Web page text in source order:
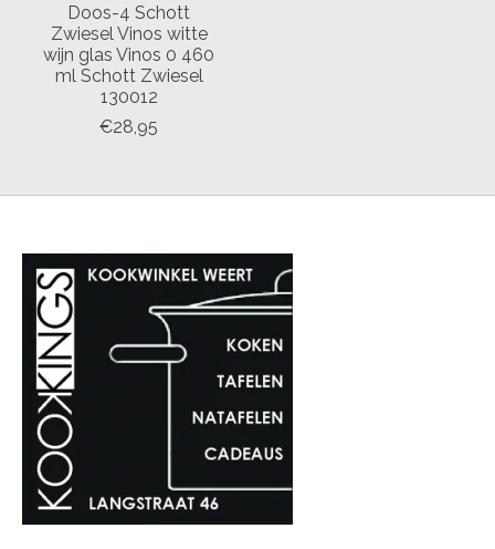
Doos-4 Schott
Zwiesel Vinos witte
wijn glas Vinos 0 460
ml Schott Zwiesel
130012
€28,95